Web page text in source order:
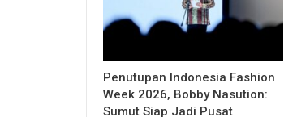
Penutupan Indonesia Fashion
Week 2026, Bobby Nasution:
Sumut Siap Jadi Pusat